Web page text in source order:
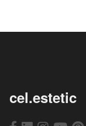
cel.estetic